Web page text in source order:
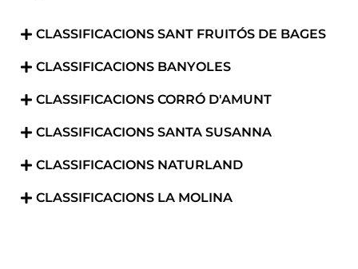
CLASSIFICACIONS SANT FRUITÓS DE BAGES
CLASSIFICACIONS BANYOLES
CLASSIFICACIONS CORRÓ D'AMUNT
CLASSIFICACIONS SANTA SUSANNA
CLASSIFICACIONS NATURLAND
CLASSIFICACIONS LA MOLINA